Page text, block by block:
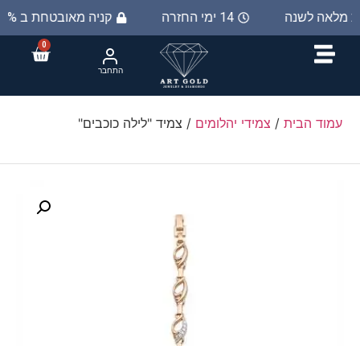
קניה מאובטחת ב 100% 14 ימי החזרה מלאה לשנה
0
התחבר
עמוד הבית / צמידי יהלומים / צמיד "לילה כוכבים"